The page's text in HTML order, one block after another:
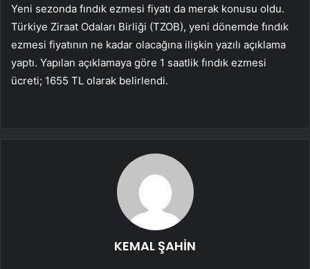
Yeni sezonda fındık ezmesi fiyatı da merak konusu oldu.
Türkiye Ziraat Odaları Birliği (TZOB), yeni dönemde fındık
ezmesi fiyatının ne kadar olacağına ilişkin yazılı açıklama
yaptı. Yapılan açıklamaya göre 1 saatlik fındık ezmesi
ücreti; 1655 TL olarak belirlendi.
KEMAL ŞAHİN